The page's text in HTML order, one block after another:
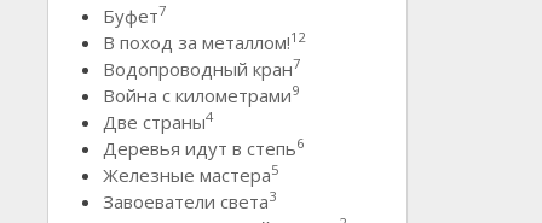
Буфет7
В поход за металлом!12
Водопроводный кран7
Война с километрами9
Две страны4
Деревья идут в степь6
Железные мастера5
Завоеватели света3